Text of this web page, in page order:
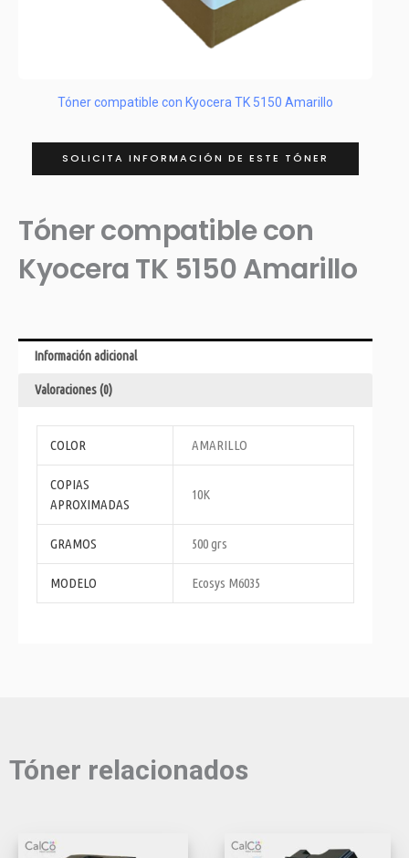
Tóner compatible con Kyocera TK 5150 Amarillo
SOLICITA INFORMACIÓN DE ESTE TÓNER
Tóner compatible con
Kyocera TK 5150 Amarillo
Información adicional
Valoraciones (0)
COLOR AMARILLO
COPIAS
APROXIMADAS
10K
GRAMOS 500 grs
MODELO Ecosys M6035
Tóner relacionados